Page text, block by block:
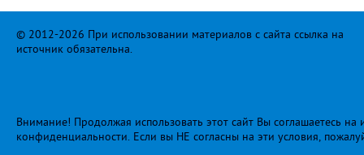
© 2012-2026 При использовании материалов с сайта ссылка на
источник обязательна.
Внимание! Продолжая использовать этот сайт Вы соглашаетесь
конфиденциальности. Если вы НЕ согласны на эти условия,